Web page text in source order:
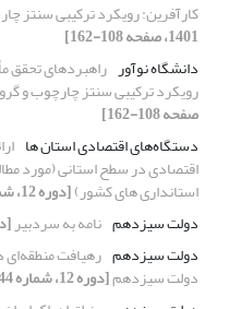
کارآفرین: رویکرد ترکیبی سنتز
1401، صفحه 108-162]
دانشگاه نوآور راهبردهای تحقق
رویکرد ترکیبی سنتز چارچوب و
صفحه 108-162]
دستگاه‌های اقتصادی استان ها
اقتصادی در سطح استانی (مورد
استانداری های کشور)[دوره 12، شماره 43، 1401، صفحه 108-129]
دولت سیزدهم نامه به سردبیر[دوره
دولت سیزدهم رهیافت منطقه‌ای
دولت سیزدهم[دوره 12، شماره 44، 1401، صفحه 40-66]